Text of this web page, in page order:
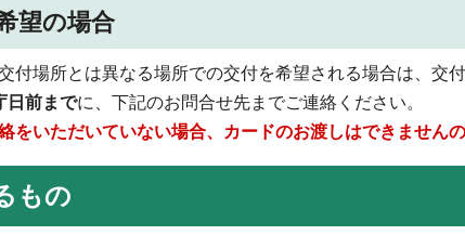
望の場合
付場所とは異なる場所での交付を希望される場合は、交
日前までに、下記のお問合せ先までご連絡ください。
をいただいていない場合、カードのお渡しはできませんの
もの